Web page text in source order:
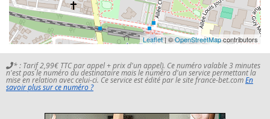
Leaflet| ©OpenStreetMapcontributors
* : Tarif 2,99€ TTC par appel + prix d'un appel). Ce numéro valable 3 minutes
n'est pas le numéro du destinataire mais le numéro d'un service permettant la
mise en relation avec celui-ci. Ce service est édité par le site france-bet.comEn
savoir plus sur ce numéro ?